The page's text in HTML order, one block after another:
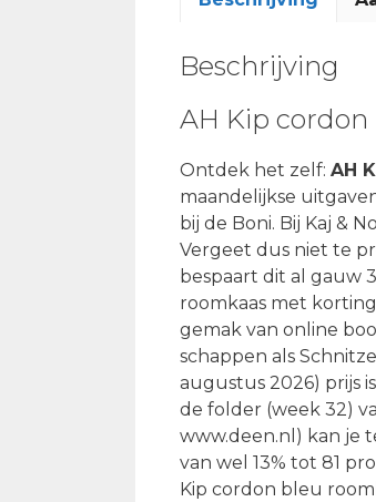
Beschrijving
AH Kip
Ontdek het zelf: AH
maandelijkse
bij de Boni. Bij Kaj &
Vergeet dus niet te
bespaart dit al gauw
roomkaas met
gemak van online
schappen als
augustus 2026) prijs
de folder (week 32)
www.deen.nl) kan je
van wel 13% tot 81
Kip cordon bleu